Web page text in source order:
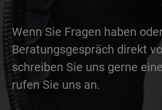
Wenn Sie Fragen haben
Beratungsgespräch direkt
schreiben Sie uns gerne
rufen Sie uns an.